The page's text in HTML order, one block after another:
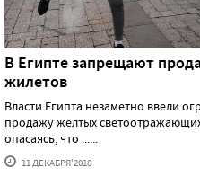
В Египте запрещают
жилетов
Власти Египта незаметно ввели
продажу желтых
опасаясь, что ......
11 ДЕКАБРЯ'2018